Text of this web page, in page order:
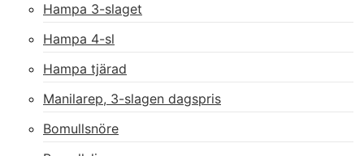
Hampa 3-slaget
Hampa 4-sl
Hampa tjärad
Manilarep, 3-slagen dagspris
Bomullsnöre